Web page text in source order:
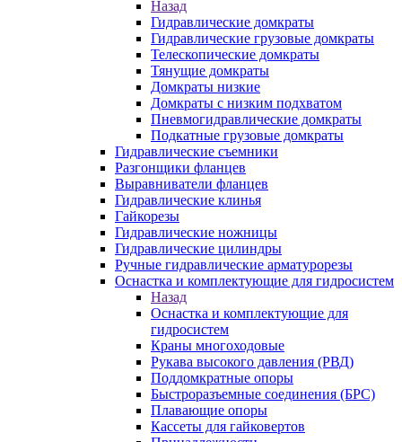
Назад
Гидравлические домкраты
Гидравлические грузовые домкраты
Телескопические домкраты
Тянущие домкраты
Домкраты низкие
Домкраты с низким подхватом
Пневмогидравлические домкраты
Подкатные грузовые домкраты
Гидравлические съемники
Разгонщики фланцев
Выравниватели фланцев
Гидравлические клинья
Гайкорезы
Гидравлические ножницы
Гидравлические цилиндры
Ручные гидравлические арматурорезы
Оснастка и комплектующие для гидросистем
Назад
Оснастка и комплектующие для
гидросистем
Краны многоходовые
Рукава высокого давления (РВД)
Поддомкратные опоры
Быстроразъемные соединения (БРС)
Плавающие опоры
Кассеты для гайковертов